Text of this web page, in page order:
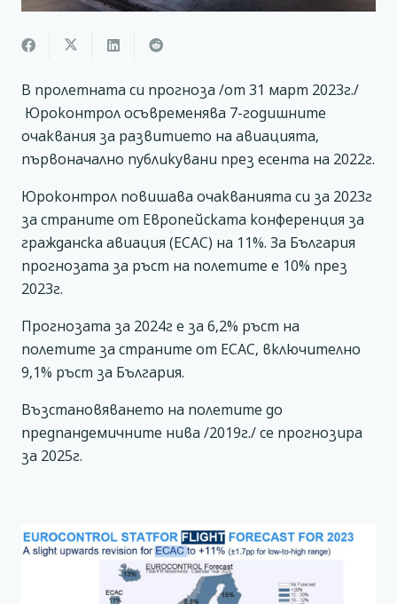
В пролетната си прогноза /от 31 март 2023г./
Юроконтрол осъвременява 7-годишните
очаквания за развитието на авиацията,
първоначално публикувани през есента на 2022г.
Юроконтрол повишава очакванията си за 2023г
за страните от Европейската конференция за
гражданска авиация (ECAC) на 11%. За България
прогнозата за ръст на полетите е 10% през
2023г.
Прогнозата за 2024г е за 6,2% ръст на
полетите за страните от ECAC, включително
9,1% ръст за България.
Възстановяването на полетите до
предпандемичните нива /2019г./ се прогнозира
за 2025г.